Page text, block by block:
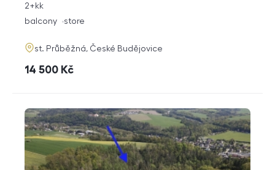
rozměry
disposition
2+kk
funkce
balcony store
adresa
st. Průběžná, České Budějovice
cena
14 500 Kč